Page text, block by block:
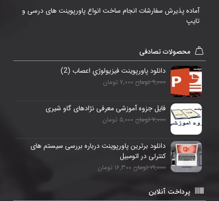
آماده پذیرش سفارشات انجام ساخت انواع پاورپوینت های درسی و
تایپ
محصولات تصادفی
دانلود پاورپوینت فيزيولوژي اعصاب (2)
9,000 تومان 7,000 تومان
فایل جزوه آموزشی معرفی نژادهای گاو شیری
7,000 تومان 5,000 تومان
دانلود برترین پاورپوینت درباره بررسی سیستم های
کنترلی در اتومبیل
19,000 تومان 16,300 تومان
پرداخت آنلاین